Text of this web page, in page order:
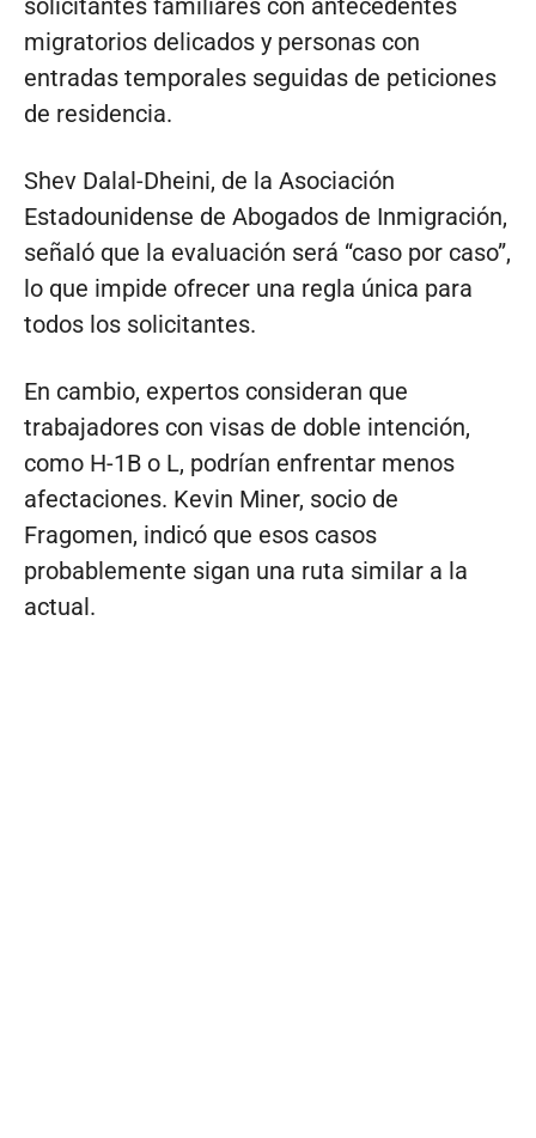
migratorios delicados y personas con
entradas temporales seguidas de peticiones
de residencia.
Shev Dalal-Dheini, de la Asociación
Estadounidense de Abogados de Inmigración,
señaló que la evaluación será “caso por caso”,
lo que impide ofrecer una regla única para
todos los solicitantes.
En cambio, expertos consideran que
trabajadores con visas de doble intención,
como H-1B o L, podrían enfrentar menos
afectaciones. Kevin Miner, socio de
Fragomen, indicó que esos casos
probablemente sigan una ruta similar a la
actual.